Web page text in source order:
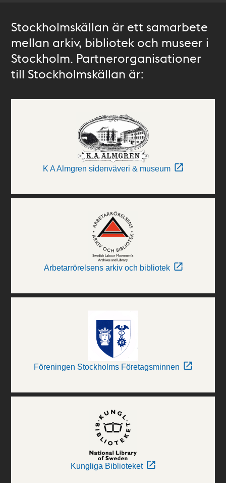
Stockholmskällan är ett samarbete
mellan arkiv, bibliotek och museer i
Stockholm. Partnerorganisationer
till Stockholmskällan är:
K A Almgren sidenväveri & museum
Arbetarrörelsens arkiv och bibliotek
Föreningen Stockholms Företagsminnen
Kungliga Biblioteket